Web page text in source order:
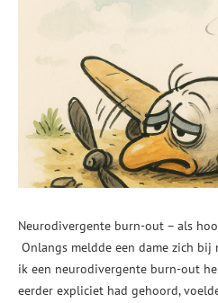
Neurodivergente burn-out – als
Onlangs meldde een dame zich
ik een neurodivergente burn-out
eerder expliciet had gehoord,